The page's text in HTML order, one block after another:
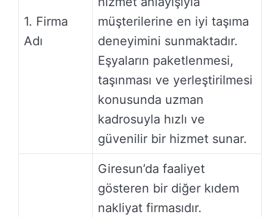
1. Firma
Adı
müşterilerine en iyi taşıma
deneyimini sunmaktadır.
Eşyaların paketlenmesi,
taşınması ve yerleştirilmesi
konusunda uzman
kadrosuyla hızlı ve
güvenilir bir hizmet sunar.
Giresun’da faaliyet
gösteren bir diğer kıdem
nakliyat firmasıdır.